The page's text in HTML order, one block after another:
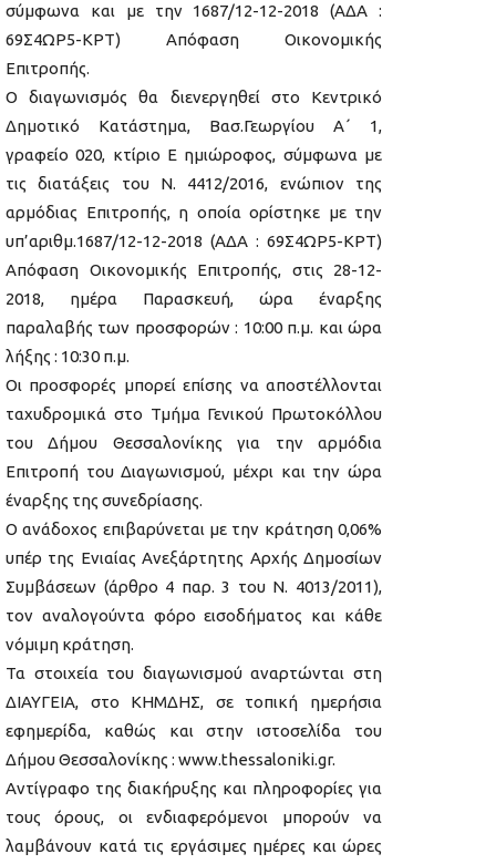
σύμφωνα και με την 1687/12-12-2018 (ΑΔΑ :
69Σ4ΩΡ5-ΚΡΤ) Απόφαση Οικονομικής
Επιτροπής.
Ο διαγωνισμός θα διενεργηθεί στο Κεντρικό
Δημοτικό Κατάστημα, Βασ.Γεωργίου A΄ 1,
γραφείο 020, κτίριο Ε ημιώροφος, σύμφωνα με
τις διατάξεις του Ν. 4412/2016, ενώπιον της
αρμόδιας Επιτροπής, η οποία ορίστηκε με την
υπ’αριθμ.1687/12-12-2018 (ΑΔΑ : 69Σ4ΩΡ5-ΚΡΤ)
Απόφαση Οικονομικής Επιτροπής, στις 28-12-
2018, ημέρα Παρασκευή, ώρα έναρξης
παραλαβής των προσφορών : 10:00 π.μ. και ώρα
λήξης : 10:30 π.μ.
Οι προσφορές μπορεί επίσης να αποστέλλονται
ταχυδρομικά στο Τμήμα Γενικού Πρωτοκόλλου
του Δήμου Θεσσαλονίκης για την αρμόδια
Επιτροπή του Διαγωνισμού, μέχρι και την ώρα
έναρξης της συνεδρίασης.
Ο ανάδοχος επιβαρύνεται με την κράτηση 0,06%
υπέρ της Ενιαίας Ανεξάρτητης Αρχής Δημοσίων
Συμβάσεων (άρθρο 4 παρ. 3 του Ν. 4013/2011),
τον αναλογούντα φόρο εισοδήματος και κάθε
νόμιμη κράτηση.
Τα στοιχεία του διαγωνισμού αναρτώνται στη
ΔΙΑΥΓΕΙΑ, στο ΚΗΜΔΗΣ, σε τοπική ημερήσια
εφημερίδα, καθώς και στην ιστοσελίδα του
Δήμου Θεσσαλονίκης : www.thessaloniki.gr.
Αντίγραφο της διακήρυξης και πληροφορίες για
τους όρους, οι ενδιαφερόμενοι μπορούν να
λαμβάνουν κατά τις εργάσιμες ημέρες και ώρες